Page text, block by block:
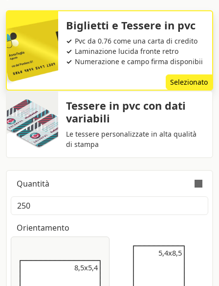
Biglietti e Tessere in pvc
Pvc da 0.76 come una carta di credito
Laminazione lucida fronte retro
Numerazione e campo firma disponibii
Selezionato
Tessere in pvc con dati
variabili
Le tessere personalizzate in alta qualità
di stampa
Quantità
L’ordine è validamente eseguito con tolleranza
sulla quantità di +/- 5%
Orientamento
8,5x5,4
8,5x5,4
5,4x8,5
5,4x8,5